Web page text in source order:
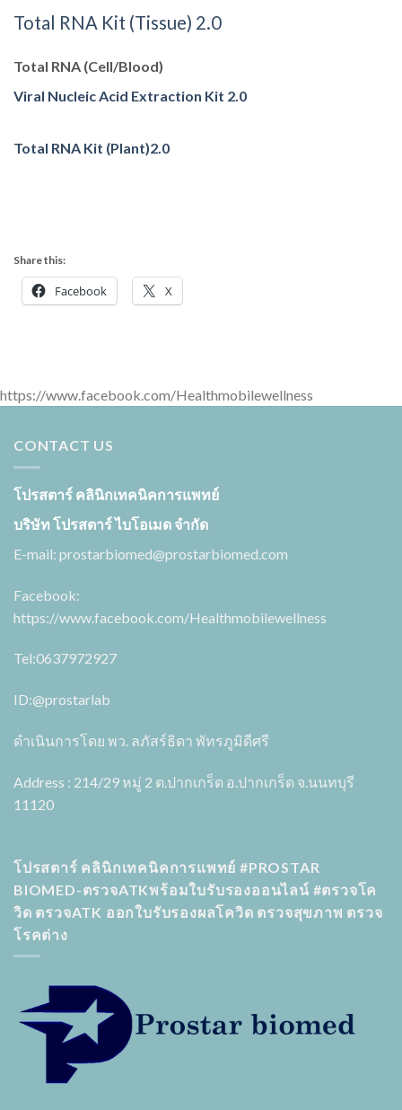
Total RNA Kit (Tissue) 2.0
Total RNA (Cell/Blood)
Viral Nucleic Acid Extraction Kit 2.0
Total RNA Kit (Plant)2.0
Share this:
Facebook X
https://www.facebook.com/Healthmobilewellness
CONTACT US
โปรสตาร์ คลินิกเทคนิคการแพทย์
บริษัท โปรสตาร์ ไบโอเมด จำกัด
E-mail: prostarbiomed@prostarbiomed.com
Facebook:
https://www.facebook.com/Healthmobilewellness
Tel:0637972927
ID:@prostarlab
ดำเนินการโดย พว. ลภัสร์ธิดา พัทรภูมิดีศรี
Address : 214/29 หมู่ 2 ต.ปากเกร็ด อ.ปากเกร็ด จ.นนทบุรี
11120
โปรสตาร์ คลินิกเทคนิคการแพทย์ #PROSTAR
BIOMED-ตรวจATKพร้อมใบรับรองออนไลน์ #ตรวจโค
วิด ตรวจATK ออกใบรับรองผลโควิด ตรวจสุขภาพ ตรวจ
โรคต่าง